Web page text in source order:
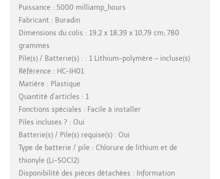
Puissance : 5000 milliamp_hours
Fabricant : Buradin
Dimensions du colis : 19,2 x 18,39 x 10,79 cm; 780
grammes
Pile(s) / Batterie(s) : : 1 Lithium-polymère – incluse(s)
Référence : HC-IH01
Matière : Plastique
Quantité d’articles : 1
Fonctions spéciales : Facile à installer
Piles incluses ? : Oui
Batterie(s) / Pile(s) requise(s) : Oui
Type de batterie / pile : Chlorure de lithium et de
thionyle (Li-SOCl2)
Disponibilité des pièces détachées : Information